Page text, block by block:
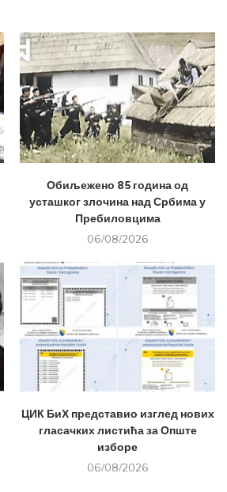
Обиљежено 85 година од
усташког злочина над Србима у
Пребиловцима
06/08/2026
ЦИК БиХ представио изглед нових
гласачких листића за Опште
изборе
06/08/2026